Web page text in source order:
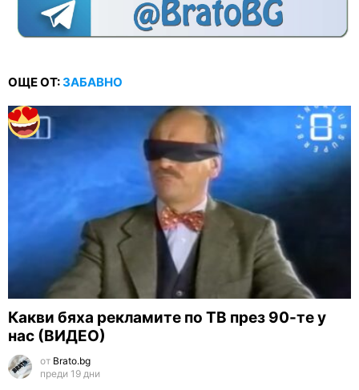
ОЩЕ ОТ:ЗАБАВНО
Какви бяха рекламите по ТВ през 90-те у
нас (ВИДЕО)
от Brato.bg
преди 19 дни